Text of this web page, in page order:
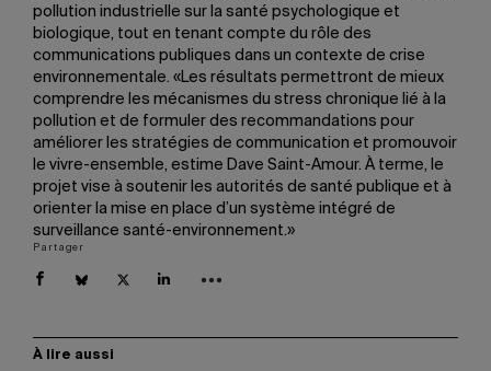
pollution industrielle sur la santé psychologique et
biologique, tout en tenant compte du rôle des
communications publiques dans un contexte de crise
environnementale. «Les résultats permettront de mieux
comprendre les mécanismes du stress chronique lié à la
pollution et de formuler des recommandations pour
améliorer les stratégies de communication et promouvoir
le vivre-ensemble, estime Dave Saint-Amour. À terme, le
projet vise à soutenir les autorités de santé publique et à
orienter la mise en place d’un système intégré de
surveillance santé-environnement.»
Partager
À lire aussi